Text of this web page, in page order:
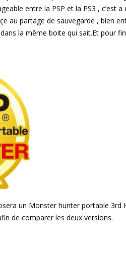
entre la PSP et la PS3 , c’est a
au partage de sauvegarde , bien
la même boite qui sait.Et pour
un Monster hunter portable 3rd
de comparer les deux versions.